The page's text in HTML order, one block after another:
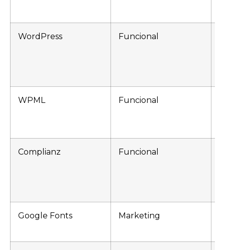
WordPress Funcional
WPML Funcional
Complianz Funcional
Google Fonts Marketing